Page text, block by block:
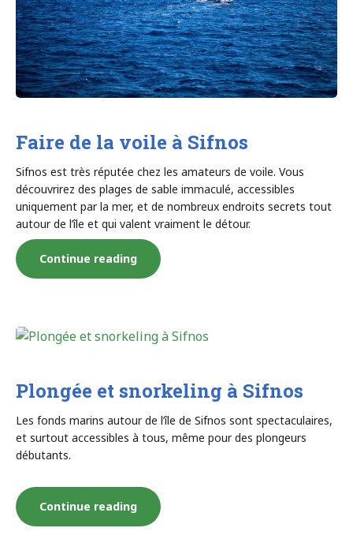
Faire de la voile à Sifnos
Sifnos est très réputée chez les amateurs de voile. Vous
découvrirez des plages de sable immaculé, accessibles
uniquement par la mer, et de nombreux endroits secrets tout
autour de l’île et qui valent vraiment le détour.
Continue reading« Faire
la
à
Plongée et snorkeling à Sifnos
Les fonds marins autour de l’île de Sifnos sont spectaculaires,
et surtout accessibles à tous, même pour des plongeurs
débutants.
Continue reading« Plongée